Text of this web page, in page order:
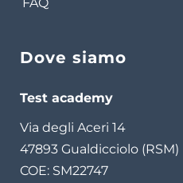
FAQ
Dove siamo
Test academy
Via degli Aceri 14
47893 Gualdicciolo (RSM)
COE: SM22747